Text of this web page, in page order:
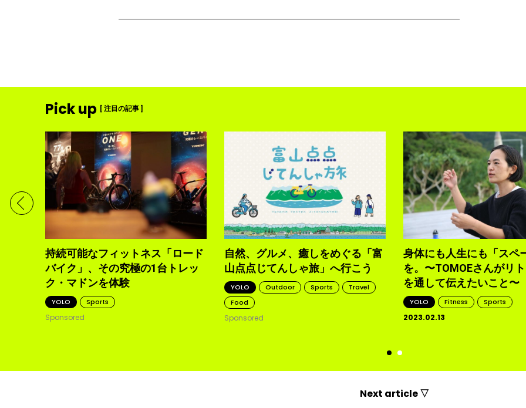
Pick up [ 注目の記事 ]
現す
持続可能なフィットネス「ロード
バイク」、その究極の1台トレッ
ク・マドンを体験
YOLO Sports
Sponsored
自然、グルメ、癒しをめぐる「富
山点点じてんしゃ旅」へ行こう
YOLO Outdoor Sports
Travel
Food
Sponsored
身体にも人生にも「スペ
を。〜TOMOEさんがリ
を通して伝えたいこと〜
YOLO Fitness Sports
2023.02.13
Next article ▽